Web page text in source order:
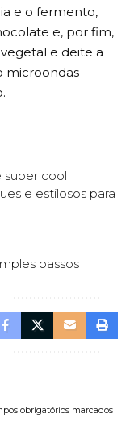
e o fermento,
e, por fim,
e deite a
microondas
super cool
e estilosos para
passos
obrigatórios marcados